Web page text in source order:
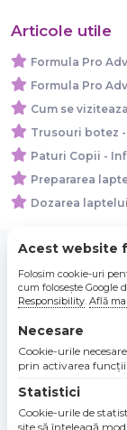
Articole utile
Formula Pro
Formula Pro
Cum se
Trusouri botez
Paturi Copii -
Prepararea
Dozarea
©
Toate preturile
sunt valabile in
Acest website
Folosim cookie-uri
cum folosește Google
Responsibility. Află
Necesare
Cookie-urile
prin activarea
Site-ul nu poate
cookie-uri.
Statistici
Cookie-urile de
site să înţeleagă